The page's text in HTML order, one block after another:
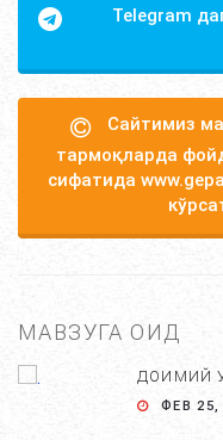
Telegram
Сайтимиз
тармоқларда
сифатида
МАВЗУГА ОИД
ДОИМИЙ
ФЕВ